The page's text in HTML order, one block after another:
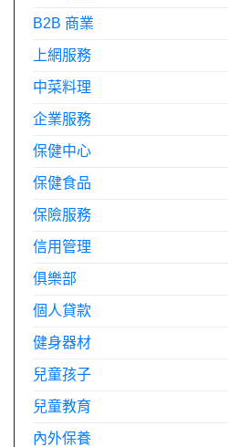
B2B 商業
上網服務
中菜料理
企業服務
保健中心
保健食品
保險服務
信用管理
俱樂部
個人貸款
健身器材
兒童孩子
兒童教育
內外保養